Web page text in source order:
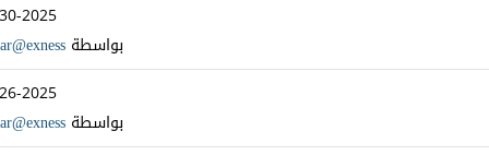
2025
بواسطة
2025
بواسطة